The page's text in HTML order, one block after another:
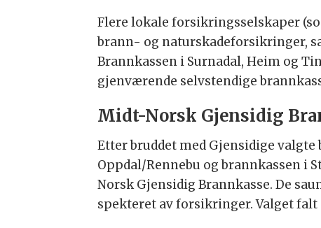
Flere lokale forsikringsselskaper
brann- og naturskadeforsikringer,
Brannkassen i Surnadal, Heim og
gjenværende selvstendige
Midt-Norsk Gjensidig
Etter bruddet med Gjensidige
Oppdal/Rennebu og brannkassen i
Norsk Gjensidig Brannkasse. De
spekteret av forsikringer. Valget